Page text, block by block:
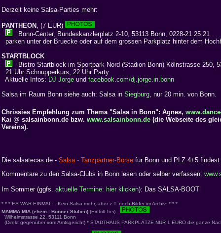
Derzeit keine Salsa-Parties mehr:
PANTHEON , (7 EUR)
Bonn-Center, Bundeskanzlerplatz 2-10, 53113 Bonn, 0228-21 25 21
parken unter der Bruecke oder auf dem grossen Parkplatz hinter dem
STARTBLOCK
Bistro Startblock im Sportpark Nord (Stadion Bonn) Kölnstrasse 250,
21 Uhr Schnupperkurs, 22 Uhr Party
Aktuelle Infos: DJ Jorge und facebook.com/dj.jorge.in.bonn
Salsa im Raum Bonn siehe auch: Salsa in Siegburg, nur 20 min. von Bonn.
Chrissies Empfehlung zum Thema "Salsa in Bonn": Agnes,
Kai @ salsainbonn.de bzw. www.salsainbonn.de (die Webseite des
Vereins).
Die salsatecas.de - Salsa - Tanzpartner-Börse für Bonn und PLZ 4+5
Kommentare zu den Salsa-Clubs in Bonn lesen oder selber verfassen:
Im Sommer (ggfs. aktuelle Termine: hier klicken): Das SALSA-BOOT
* * * ES WAR EINMAL... Kein Salsa mehr, aber z.T. noch Bilder im Archiv: * * *
MAMMA MIA (ehem.: Bonner Stuben) (Eintritt frei)
Wilhelmstrasse 22, 53111 Bonn
(Direkt gegenüber vom Amtsgericht) * STADTHAUS PARKPLÄTZE NUR 1 EURO die ganze